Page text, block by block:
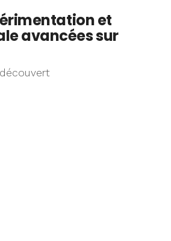
et
avancées sur